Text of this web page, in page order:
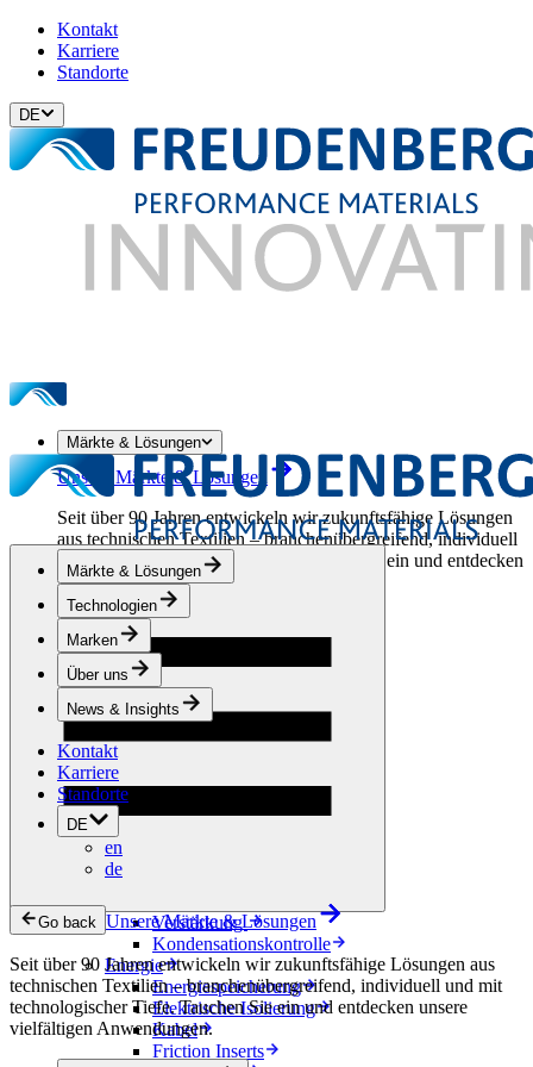
Kontakt
Karriere
Standorte
DE
Märkte & Lösungen
Unsere Märkte & Lösungen
Seit über 90 Jahren entwickeln wir zukunftsfähige Lösungen
aus technischen Textilien – branchenübergreifend, individuell
und mit technologischer Tiefe. Tauchen Sie ein und entdecken
unsere vielfältigen Anwendungen.
Bekleidung & Schuhe
Mode
Sportbekleidung
Schuhe
Hobbyschneiderei
Bauwesen
Entwässerung
Verstärkung
Kondensationskontrolle
Energie
Energiespeicherung
Elektrische Isolierung
Kabel
Friction Inserts
Märkte & Lösungen
Technologien
Marken
Über uns
News & Insights
Kontakt
Karriere
Standorte
DE
en
de
Go back Unsere Märkte & Lösungen
Seit über 90 Jahren entwickeln wir zukunftsfähige Lösungen aus
technischen Textilien – branchenübergreifend, individuell und mit
technologischer Tiefe. Tauchen Sie ein und entdecken unsere
vielfältigen Anwendungen.